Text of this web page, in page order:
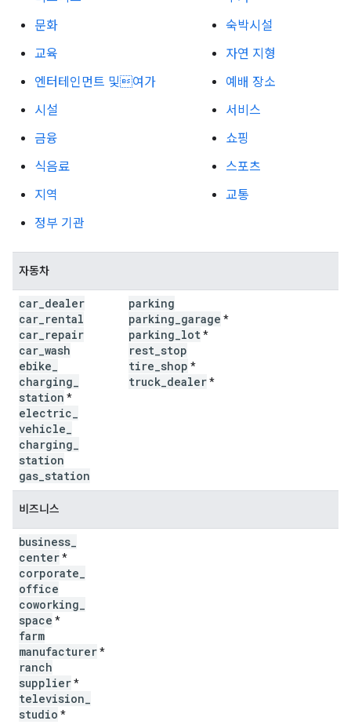
문화
교육
엔터테인먼트 및여가
시설
금융
식음료
지역
정부 기관
숙박시설
자연 지형
예배 장소
서비스
쇼핑
스포츠
교통
자동차
car dealer
car rental
car repair
car wash
ebike
charging
station *
electric
vehicle
charging
station
gas station
parking
parking garage *
parking lot*
rest stop
tire shop *
truck dealer*
비즈니스
business
center*
corporate
office
coworking
space *
farm
manufacturer*
ranch
supplier*
television
studio *